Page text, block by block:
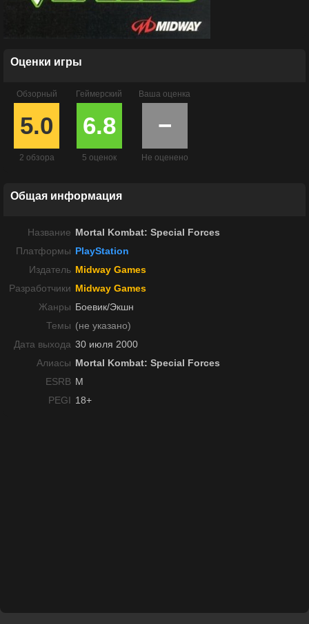
Оценки игры
Обзорный
5.0
2 обзора
Геймерский
6.8
5 оценок
Ваша оценка
−
Не оценено
Общая информация
Название Mortal Kombat: Special Forces
Платформы PlayStation
Издатель Midway Games
Разработчики Midway Games
Жанры Боевик/Экшн
Темы (не указано)
Дата выхода 30 июля 2000
Алиасы Mortal Kombat: Special Forces
ESRB M
PEGI 18+